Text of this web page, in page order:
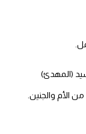
(المهدئ)
الأم والجنين.